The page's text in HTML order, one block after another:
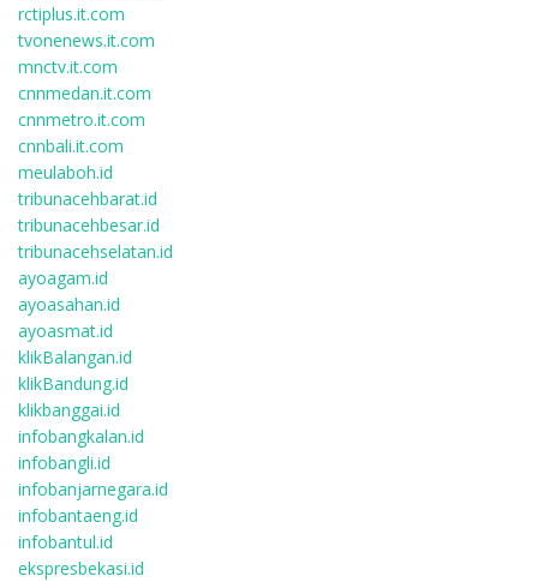
rctiplus.it.com
tvonenews.it.com
mnctv.it.com
cnnmedan.it.com
cnnmetro.it.com
cnnbali.it.com
meulaboh.id
tribunacehbarat.id
tribunacehbesar.id
tribunacehselatan.id
ayoagam.id
ayoasahan.id
ayoasmat.id
klikBalangan.id
klikBandung.id
klikbanggai.id
infobangkalan.id
infobangli.id
infobanjarnegara.id
infobantaeng.id
infobantul.id
ekspresbekasi.id